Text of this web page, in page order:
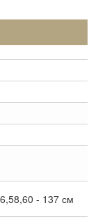
- 137 см